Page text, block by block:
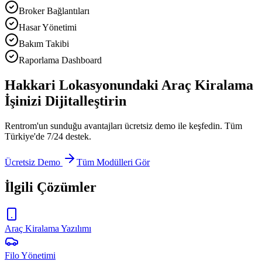
Broker Bağlantıları
Hasar Yönetimi
Bakım Takibi
Raporlama Dashboard
Hakkari Lokasyonundaki Araç Kiralama
İşinizi Dijitalleştirin
Rentrom'un sunduğu avantajları ücretsiz demo ile keşfedin. Tüm
Türkiye'de 7/24 destek.
Ücretsiz Demo Tüm Modülleri Gör
İlgili Çözümler
Araç Kiralama Yazılımı
Filo Yönetimi